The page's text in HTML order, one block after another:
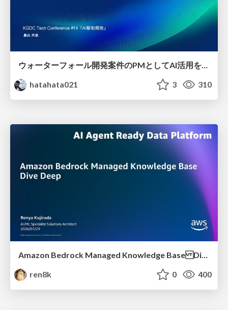
ウォーターフォール開発案件のPMとしてAI活用を模索している話
hatahata021
3 310
ren8k
0 400